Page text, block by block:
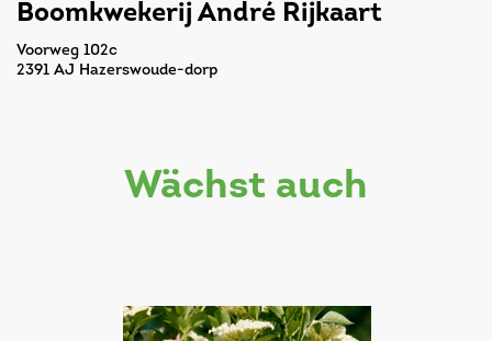
Boomkwekerij André Rijkaart
Voorweg 102c
2391 AJ Hazerswoude-dorp
wächst auch